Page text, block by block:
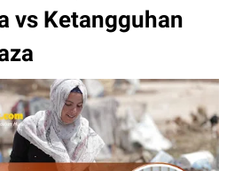
vs Ketangguhan